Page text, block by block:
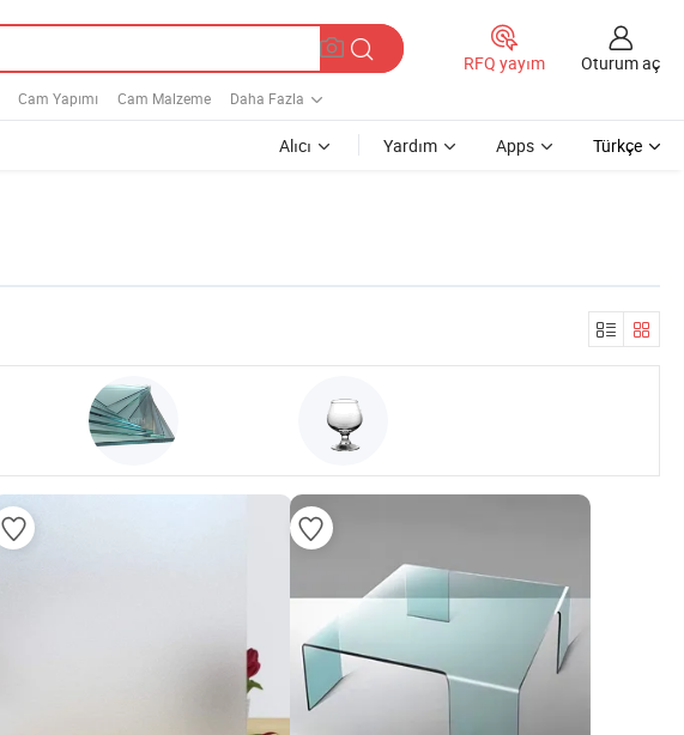
Cam Yapımı Cam Malzeme Daha Fazla
RFQ yayım Oturum aç
Alıcı Yardım Apps Türkçe